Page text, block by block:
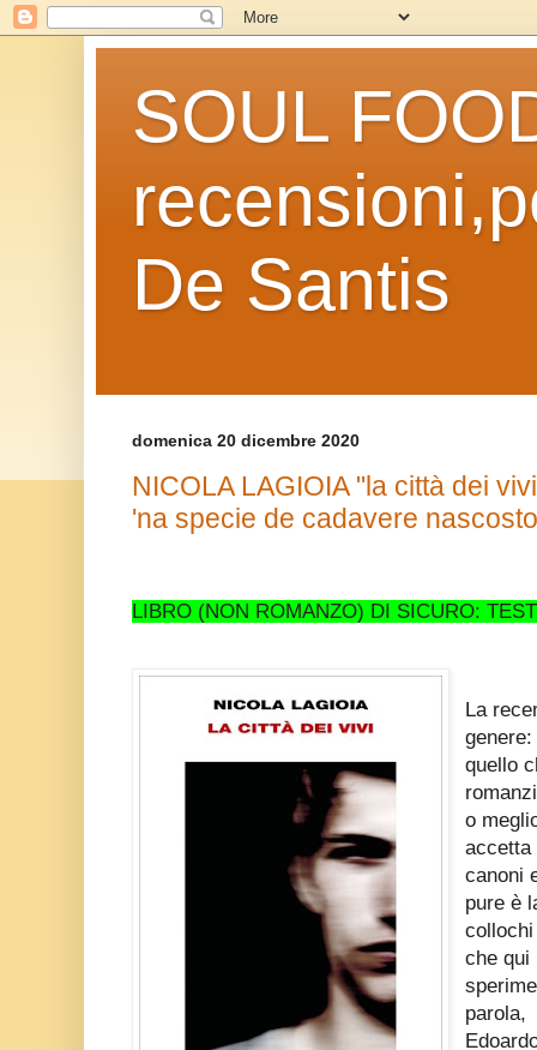
SOUL
De Santis
domenica 20 dicembre 2020
NICOLA LAGIOIA "la città dei
'na specie de cadavere nascosto
LIBRO (NON ROMANZO) DI SICURO:
La
quello
o
accetta
canoni
pure è
che qui
parola,